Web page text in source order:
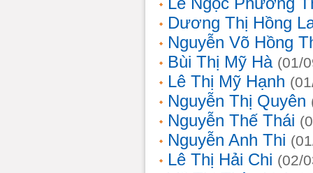
Dương Thị Hồng
Nguyễn Võ Hồng
Bùi Thị Mỹ Hà (01/
Lê Thị Mỹ Hạnh
Nguyễn Thị Quyên
Nguyễn Thế Thái
Nguyễn Anh Thi
Lê Thị Hải Chi (02/